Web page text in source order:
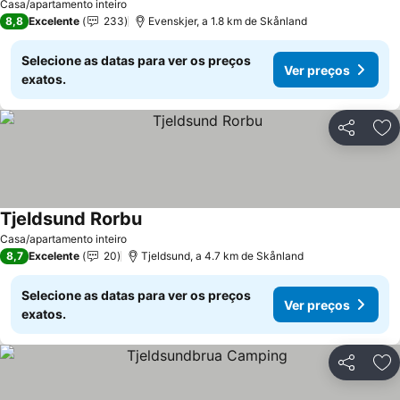
Casa/apartamento inteiro
8,8 Excelente 233 Evenskjer, a 1.8 km de Skånland
Selecione as datas para ver os preços
exatos.
Ver preços
Partilhar
Casa/apartamento inteiro
Tjeldsund Rorbu
8,7 Excelente 20 Tjeldsund, a 4.7 km de Skånland
Selecione as datas para ver os preços
exatos.
Ver preços
Partilhar